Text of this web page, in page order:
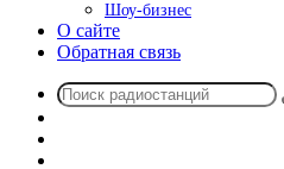
Шоу-бизнес
О сайте
Обратная связь